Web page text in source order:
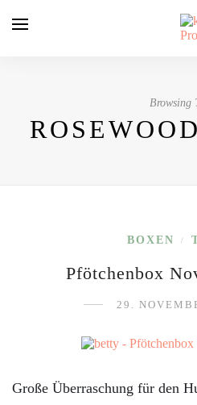
Browsing
BOXEN /
Pfötchenbox
29.
Große Überraschung für den